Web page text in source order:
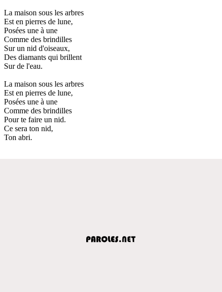
La maison sous les arbres
Est en pierres de lune,
Posées une à une
Comme des brindilles
Sur un nid d'oiseaux,
Des diamants qui brillent
Sur de l'eau.
La maison sous les arbres
Est en pierres de lune,
Posées une à une
Comme des brindilles
Pour te faire un nid.
Ce sera ton nid,
Ton abri.